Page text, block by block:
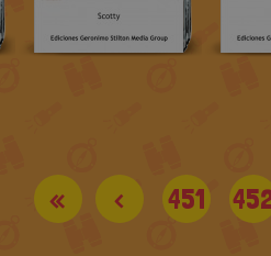
« < 451